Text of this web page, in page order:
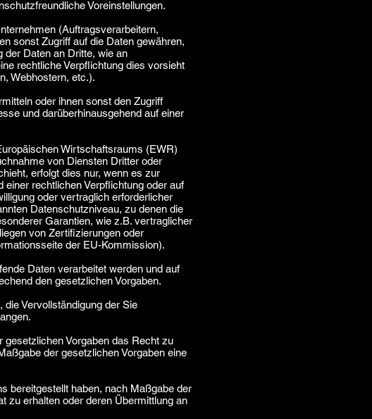
Voreinstellungen.
(Auftragsverarbeitern,
sonst Zugriff auf die Daten gewähren,
der Daten an Dritte, wie an
rechtliche Verpflichtung dies vorsieht
Webhostern, etc.).
oder ihnen sonst den Zugriff
und darüberhinausgehend auf einer
Wirtschaftsraums (EWR)
von Diensten Dritter oder
erfolgt dies nur, wenn es zur
rechtlichen Verpflichtung oder auf
oder vertraglich erforderlicher
Datenschutzniveau, zu denen die
Garantien, wie z.B. vertraglicher
von Zertifizierungen oder
der EU-Kommission).
Daten verarbeitet werden und auf
den gesetzlichen Vorgaben.
Vervollständigung der Sie
gesetzlichen Vorgaben das Recht zu
der gesetzlichen Vorgaben eine
bereitgestellt haben, nach Maßgabe der
zu erhalten oder deren Übermittlung an